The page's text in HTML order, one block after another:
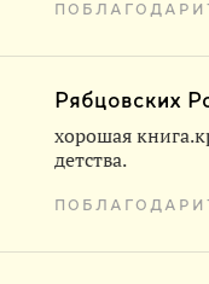
Рябцовских
хорошая
детства.